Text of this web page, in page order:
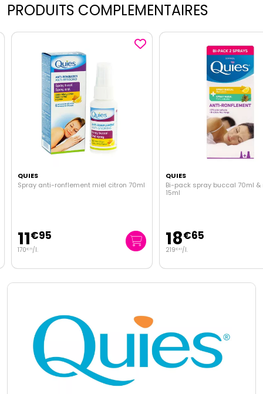
PRODUITS COMPLEMENTAIRES
QUIES
Spray anti-ronflement miel citron 70ml
11€95
170€71/l.
QUIES
Bi-pack spray buccal 70ml &
15ml
18€65
219€41/l.